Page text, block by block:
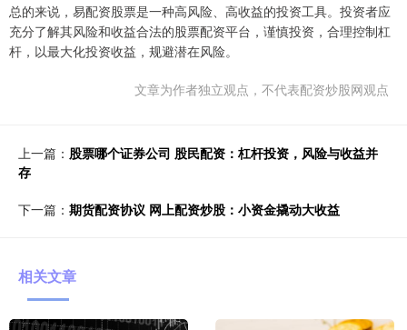
总的来说，易配资股票是一种高风险、高收益的投资工具。投资者应
充分了解其风险和收益合法的股票配资平台，谨慎投资，合理控制杠
杆，以最大化投资收益，规避潜在风险。
文章为作者独立观点，不代表配资炒股网观点
上一篇： 股票哪个证券公司 股民配资：杠杆投资，风险与收益并
存
下一篇： 期货配资协议 网上配资炒股：小资金撬动大收益
相关文章